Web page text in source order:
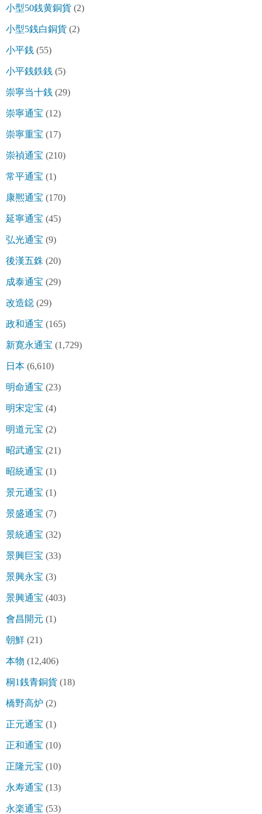
小型50銭黄銅貨 (2)
小型5銭白銅貨 (2)
小平銭 (55)
小平銭鉄銭 (5)
崇寧当十銭 (29)
崇寧通宝 (12)
崇寧重宝 (17)
崇禎通宝 (210)
常平通宝 (1)
康熈通宝 (170)
延寧通宝 (45)
弘光通宝 (9)
後漢五銖 (20)
成泰通宝 (29)
改造鐚 (29)
政和通宝 (165)
新寛永通宝 (1,729)
日本 (6,610)
明命通宝 (23)
明宋定宝 (4)
明道元宝 (2)
昭武通宝 (21)
昭統通宝 (1)
景元通宝 (1)
景盛通宝 (7)
景統通宝 (32)
景興巨宝 (33)
景興永宝 (3)
景興通宝 (403)
會昌開元 (1)
朝鮮 (21)
本物 (12,406)
桐1銭青銅貨 (18)
橋野高炉 (2)
正元通宝 (1)
正和通宝 (10)
正隆元宝 (10)
永寿通宝 (13)
永楽通宝 (53)